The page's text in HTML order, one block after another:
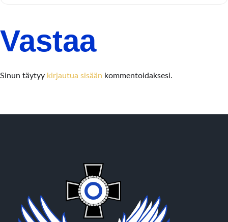
Vastaa
Sinun täytyy kirjautua sisään kommentoidaksesi.